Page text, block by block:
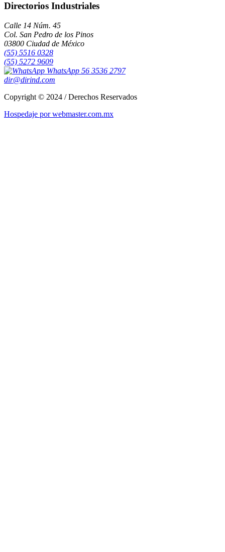
Directorios Industriales
Calle 14 Núm. 45
Col. San Pedro de los Pinos
03800 Ciudad de México
(55) 5516 0328
(55) 5272 9609
WhatsApp 56 3536 2797
dir@dirind.com
Copyright © 2024 / Derechos Reservados
Hospedaje por webmaster.com.mx